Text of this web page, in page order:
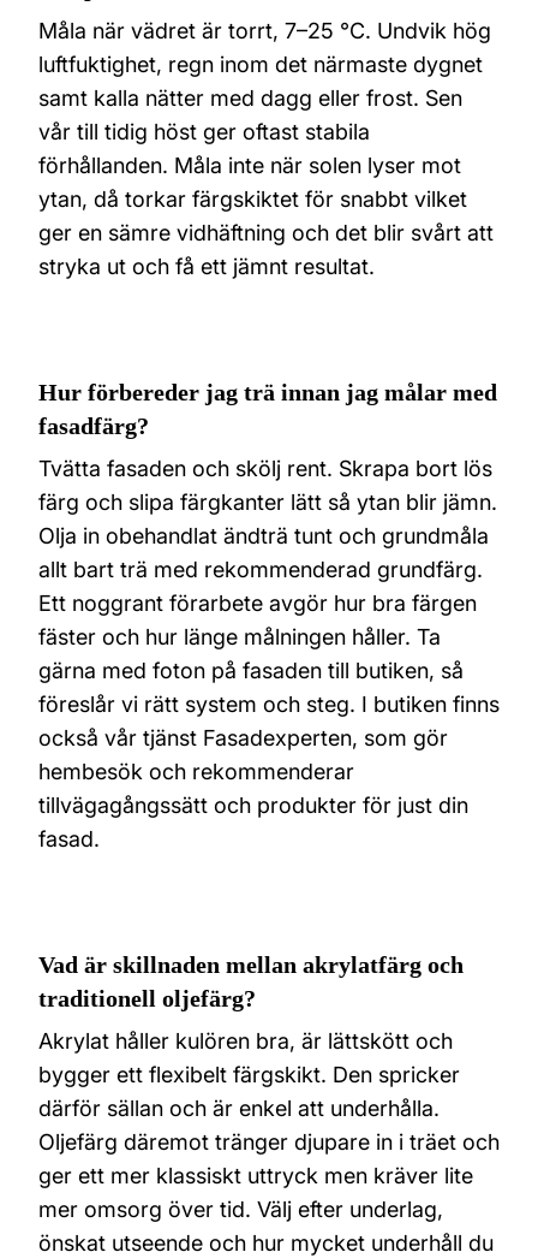
Måla när vädret är torrt, 7–25 °C. Undvik hög
luftfuktighet, regn inom det närmaste dygnet
samt kalla nätter med dagg eller frost. Sen
vår till tidig höst ger oftast stabila
förhållanden. Måla inte när solen lyser mot
ytan, då torkar färgskiktet för snabbt vilket
ger en sämre vidhäftning och det blir svårt att
stryka ut och få ett jämnt resultat.
Hur förbereder jag trä innan jag målar med
fasadfärg?
Tvätta fasaden och skölj rent. Skrapa bort lös
färg och slipa färgkanter lätt så ytan blir jämn.
Olja in obehandlat ändträ tunt och grundmåla
allt bart trä med rekommenderad grundfärg.
Ett noggrant förarbete avgör hur bra färgen
fäster och hur länge målningen håller. Ta
gärna med foton på fasaden till butiken, så
föreslår vi rätt system och steg. I butiken finns
också vår tjänst Fasadexperten, som gör
hembesök och rekommenderar
tillvägagångssätt och produkter för just din
fasad.
Vad är skillnaden mellan akrylatfärg och
traditionell oljefärg?
Akrylat håller kulören bra, är lättskött och
bygger ett flexibelt färgskikt. Den spricker
därför sällan och är enkel att underhålla.
Oljefärg däremot tränger djupare in i träet och
ger ett mer klassiskt uttryck men kräver lite
mer omsorg över tid. Välj efter underlag,
önskat utseende och hur mycket underhåll du